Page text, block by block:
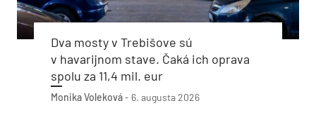
Dva mosty v Trebišove sú
v havarijnom stave. Čaká ich oprava
spolu za 11,4 mil. eur
Monika Voleková- 6. augusta 2026